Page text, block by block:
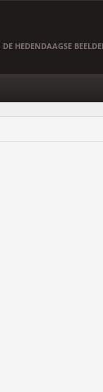
HEDENDAAGSE